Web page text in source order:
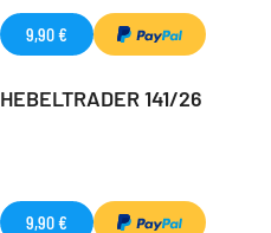
9,90 €
HEBELTRADER 141/26
9,90 €